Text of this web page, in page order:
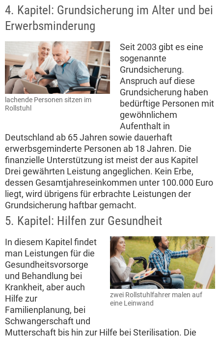
4. Kapitel: Grundsicherung im Alter und bei
Erwerbsminderung
lachende Personen sitzen im
Rollstuhl
Seit 2003 gibt es eine
sogenannte
Grundsicherung.
Anspruch auf diese
Grundsicherung haben
bedürftige Personen mit
gewöhnlichem
Aufenthalt in
Deutschland ab 65 Jahren sowie dauerhaft
erwerbsgeminderte Personen ab 18 Jahren. Die
finanzielle Unterstützung ist meist der aus Kapitel
Drei gewährten Leistung angeglichen. Kein Erbe,
dessen Gesamtjahreseinkommen unter 100.000 Euro
liegt, wird übrigens für erbrachte Leistungen der
Grundsicherung haftbar gemacht.
5. Kapitel: Hilfen zur Gesundheit
zwei Rollstuhlfahrer malen auf
eine Leinwand
In diesem Kapitel findet
man Leistungen für die
Gesundheitsvorsorge
und Behandlung bei
Krankheit, aber auch
Hilfe zur
Familienplanung, bei
Schwangerschaft und
Mutterschaft bis hin zur Hilfe bei Sterilisation. Die